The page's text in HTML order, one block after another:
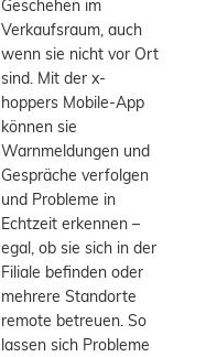
Geschehen im
Verkaufsraum, auch
wenn sie nicht vor Ort
sind. Mit der x-
hoppers Mobile-App
können sie
Warnmeldungen und
Gespräche verfolgen
und Probleme in
Echtzeit erkennen –
egal, ob sie sich in der
Filiale befinden oder
mehrere Standorte
remote betreuen. So
lassen sich Probleme